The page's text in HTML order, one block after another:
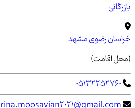
بازرگانی
خراسان رضویمشهد
(محل اقامت)
05132252760